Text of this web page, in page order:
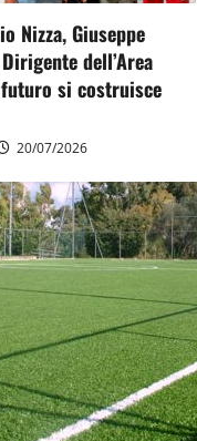
Nizza, Giuseppe
dell’Area
si costruisce
20/07/2026